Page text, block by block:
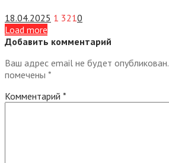
18.04.2025 1 3210
Load more
Добавить комментарий
Ваш адрес email не будет опубликован.
помечены *
Комментарий *